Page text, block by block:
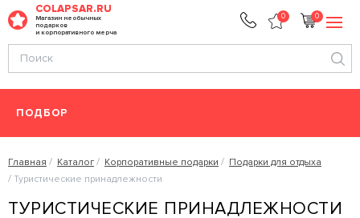
COLAPSAR.RU
Магазин необычных
подарков
и корпоративного мерча
0 0
ПОДБОР
Главная Каталог Корпоративные подарки
Подарки для отдыха
Туристические принадлежности
ТУРИСТИЧЕСКИЕ ПРИНАДЛЕЖНОСТИ